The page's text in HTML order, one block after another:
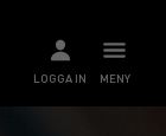
MENY
LOGGA IN